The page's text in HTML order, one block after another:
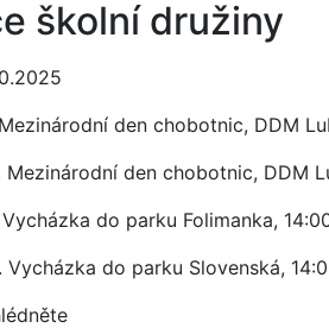
školní družiny
den chobotnic, DDM
Mezinárodní den chobotnic, DDM
do parku Folimanka,
Vycházka do parku Slovenská,